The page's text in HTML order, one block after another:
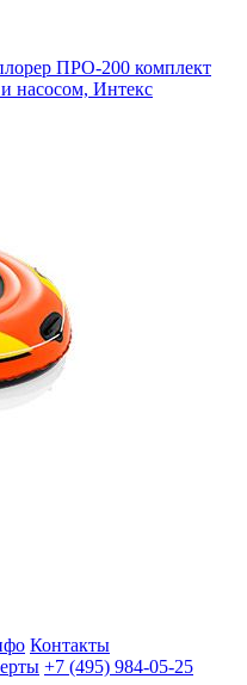
ПРО-200 комплект
насосом, Интекс
Контакты
+7 (495) 984-05-25